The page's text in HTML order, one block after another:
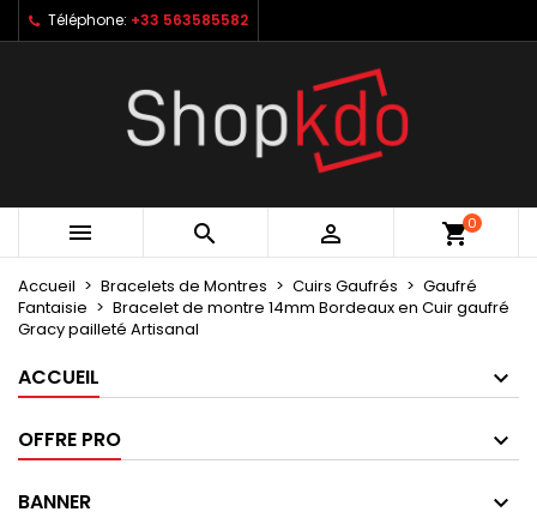
Téléphone: +33 563585582
   shopping_cart0
Accueil Bracelets de Montres Cuirs Gaufrés
Gaufré
Fantaisie
Bracelet de montre 14mm Bordeaux en Cuir gaufré
Gracy pailleté Artisanal
ACCUEIL
OFFRE PRO
BANNER
My wishlists ×
Create new list
Créer une liste d'envies ×
Nom de la liste d'envies
Annuler Créer une liste d'envies
Connexion ×
Vous devez être connecté pour ajouter des produits
à votre liste d'envies.
Annuler Connexion